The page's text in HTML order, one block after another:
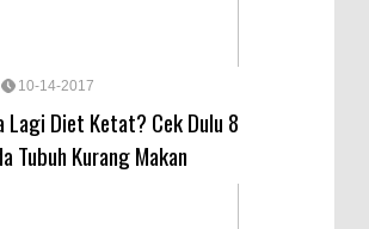
10-14-2017
Lagi Diet Ketat? Cek Dulu 8
Tubuh Kurang Makan